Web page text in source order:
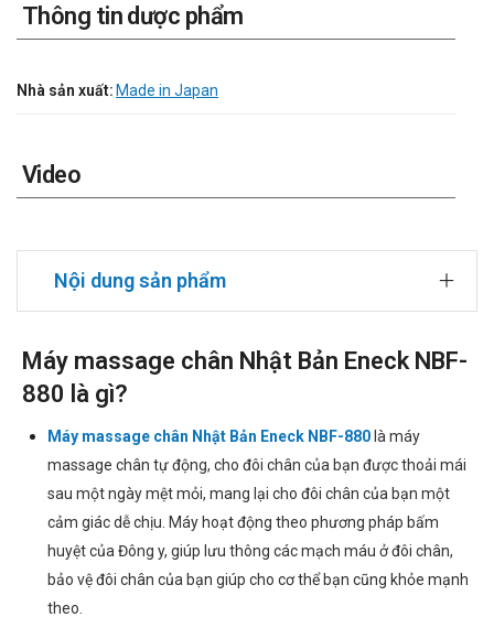
Thông tin dược phẩm
Nhà sản xuất: Made in Japan
Video
Nội dung sản phẩm
Máy massage chân Nhật Bản Eneck NBF-
880 là gì?
Máy massage chân Nhật Bản Eneck NBF-880là máy
massage chân tự động, cho đôi chân của bạn được thoải mái
sau một ngày mệt mỏi, mang lại cho đôi chân của bạn một
cảm giác dễ chịu. Máy hoạt động theo phương pháp bấm
huyệt của Đông y, giúp lưu thông các mạch máu ở đôi chân,
bảo vệ đôi chân của bạn giúp cho cơ thể bạn cũng khỏe mạnh
theo.